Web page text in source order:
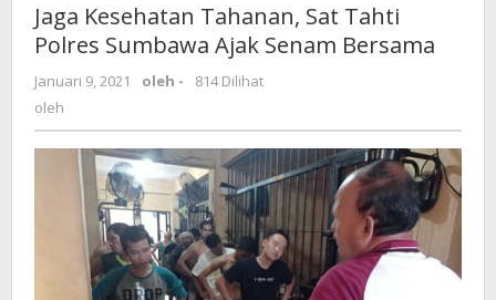
Jaga Kesehatan Tahanan, Sat Tahti
Polres Sumbawa Ajak Senam Bersama
Januari 9, 2021 oleh -
814 Dilihat
oleh